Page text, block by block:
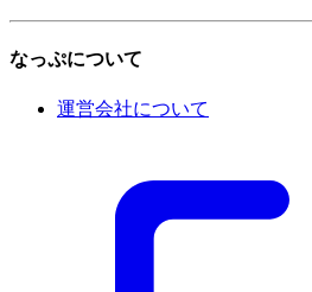
なっぷについて
運営会社について